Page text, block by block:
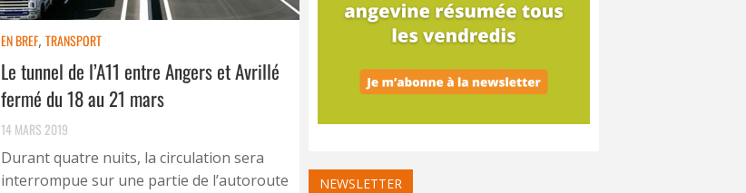
EN BREF, TRANSPORT
Le tunnel de l’A11 entre Angers et Avrillé
fermé du 18 au 21 mars
14 MARS 2019
Durant quatre nuits, la circulation sera
interrompue sur une partie de l’autoroute
NEWSLETTER